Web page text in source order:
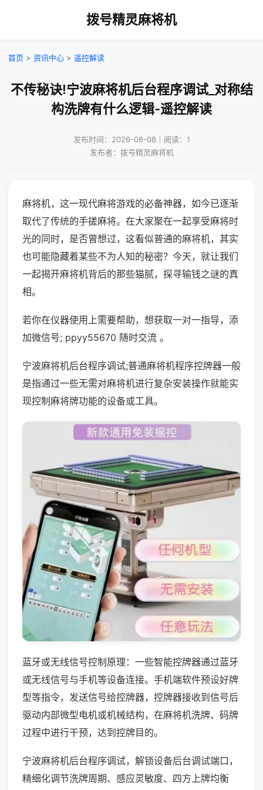
拨号精灵麻将机
首页 > 资讯中心 > 遥控解读
不传秘诀!宁波麻将机后台程序调试_对称结
构洗牌有什么逻辑-遥控解读
发布时间：2026-08-08｜阅读：1
发布者：拨号精灵麻将机
麻将机，这一现代麻将游戏的必备神器，如今已逐渐
取代了传统的手搓麻将。在大家聚在一起享受麻将时
光的同时，是否曾想过，这看似普通的麻将机，其实
也可能隐藏着某些不为人知的秘密？今天，就让我们
一起揭开麻将机背后的那些猫腻，探寻输钱之谜的真
相。
若你在仪器使用上需要帮助，想获取一对一指导，添
加微信号; ppyy55670 随时交流 。
宁波麻将机后台程序调试;普通麻将机程序控牌器一般
是指通过一些无需对麻将机进行复杂安装操作就能实
现控制麻将牌功能的设备或工具。
蓝牙或无线信号控制原理：一些智能控牌器通过蓝牙
或无线信号与手机等设备连接。手机端软件预设好牌
型等指令，发送信号给控牌器，控牌器接收到信号后
驱动内部微型电机或机械结构，在麻将机洗牌、码牌
过程中进行干预，达到控牌目的。
宁波麻将机后台程序调试，解锁设备后台调试端口，
精细化调节洗牌周期、感应灵敏度、四方上牌均衡